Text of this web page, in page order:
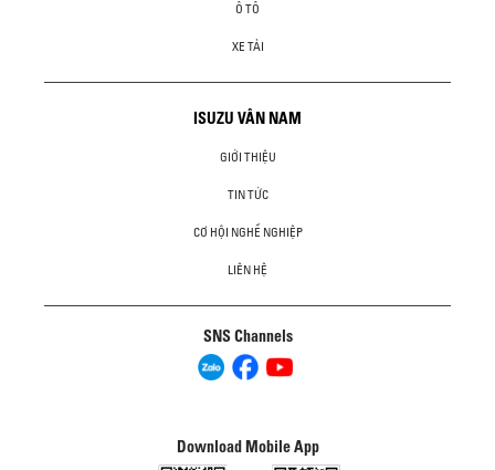
Ô TÔ
XE TẢI
ISUZU VÂN NAM
GIỚI THIỆU
TIN TỨC
CƠ HỘI NGHỀ NGHIỆP
LIÊN HỆ
SNS Channels
Download Mobile App